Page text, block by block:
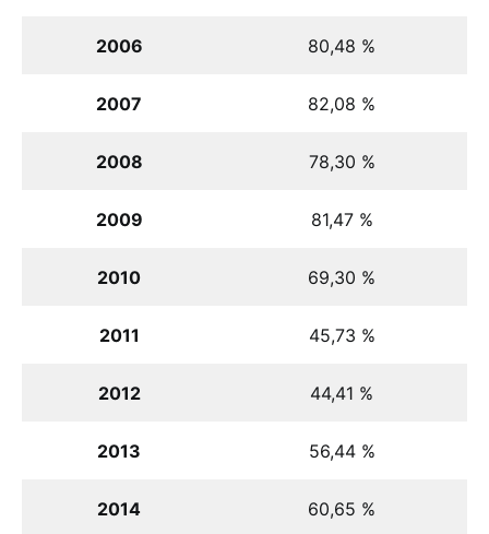
2006 80,48 %
2007 82,08 %
2008 78,30 %
2009 81,47 %
2010 69,30 %
2011 45,73 %
2012 44,41 %
2013 56,44 %
2014 60,65 %